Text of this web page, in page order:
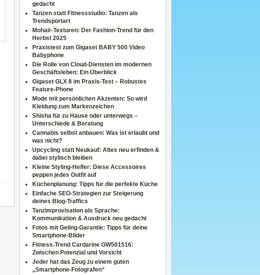
gedacht
Tanzen statt Fitnessstudio: Tanzen als
Trendsportart
Mohair-Texturen: Der Fashion-Trend für den
Herbst 2025
Praxistest zum Gigaset BABY 500 Video
Babyphone
Die Rolle von Cloud-Diensten im modernen
Geschäftsleben: Ein Überblick
Gigaset GLX 8 im Praxis-Test – Robustes
Feature-Phone
Mode mit persönlichen Akzenten: So wird
Kleidung zum Markenzeichen
Shisha für zu Hause oder unterwegs –
Unterschiede & Beratung
Cannabis selbst anbauen: Was ist erlaubt und
was nicht?
Upcycling statt Neukauf: Altes neu erfinden &
dabei stylisch bleiben
Kleine Styling-Helfer: Diese Accessoires
peppen jedes Outfit auf
Küchenplanung: Tipps für die perfekte Küche
Einfache SEO-Strategien zur Steigerung
deines Blog-Traffics
Tanzimprovisation als Sprache:
Kommunikation & Ausdruck neu gedacht
Fotos mit Geling-Garantie: Tipps für deine
Smartphone-Bilder
Fitness-Trend Cardarine GW501516:
Zwischen Potenzial und Vorsicht
Jeder hat das Zeug zu einem guten
„Smartphone-Fotografen“